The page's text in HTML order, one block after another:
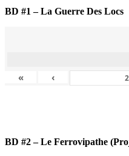
BD #1 – La Guerre Des Locs
« ‹
BD #2 – Le Ferrovipathe